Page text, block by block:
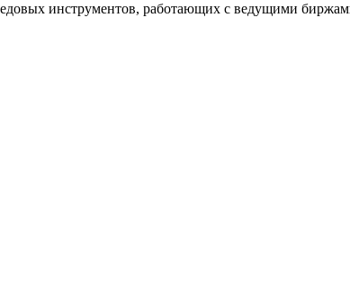
инструментов, работающих с ведущими